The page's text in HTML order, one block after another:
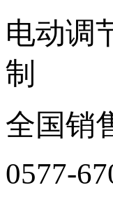
电动调
制
全国销
0577-